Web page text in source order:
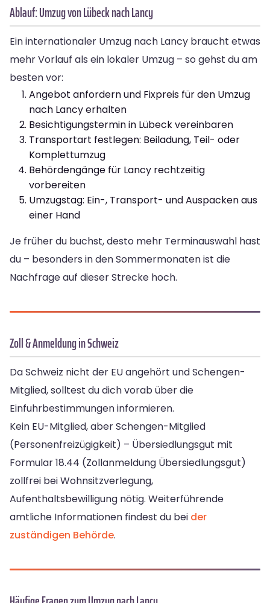
Ablauf: Umzug von Lübeck nach Lancy
Ein internationaler Umzug nach Lancy braucht etwas
mehr Vorlauf als ein lokaler Umzug – so gehst du am
besten vor:
Angebot anfordern und Fixpreis für den Umzug
nach Lancy erhalten
Besichtigungstermin in Lübeck vereinbaren
Transportart festlegen: Beiladung, Teil- oder
Komplettumzug
Behördengänge für Lancy rechtzeitig
vorbereiten
Umzugstag: Ein-, Transport- und Auspacken aus
einer Hand
Je früher du buchst, desto mehr Terminauswahl hast
du – besonders in den Sommermonaten ist die
Nachfrage auf dieser Strecke hoch.
Zoll & Anmeldung in Schweiz
Da Schweiz nicht der EU angehört und Schengen-
Mitglied, solltest du dich vorab über die
Einfuhrbestimmungen informieren.
Kein EU-Mitglied, aber Schengen-Mitglied
(Personenfreizügigkeit) – Übersiedlungsgut mit
Formular 18.44 (Zollanmeldung Übersiedlungsgut)
zollfrei bei Wohnsitzverlegung,
Aufenthaltsbewilligung nötig. Weiterführende
amtliche Informationen findest du bei der
zuständigen Behörde.